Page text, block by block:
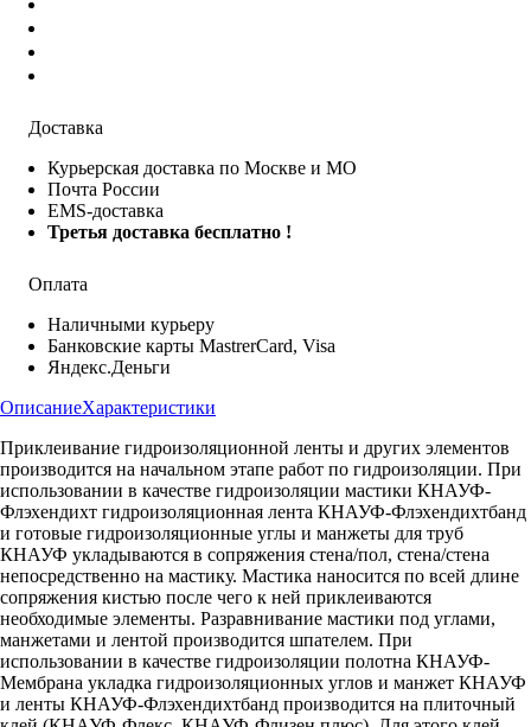
Доставка
Курьерская доставка по Москве и МО
Почта России
EMS-доставка
Третья доставка бесплатно !
Оплата
Наличными курьеру
Банковские карты MastrerCard, Visa
Яндекс.Деньги
ОписаниеХарактеристики
Приклеивание гидроизоляционной ленты и других элементов
производится на начальном этапе работ по гидроизоляции. При
использовании в качестве гидроизоляции мастики КНАУФ-
Флэхендихт гидроизоляционная лента КНАУФ-Флэхендихтбанд
и готовые гидроизоляционные углы и манжеты для труб
КНАУФ укладываются в сопряжения стена/пол, стена/стена
непосредственно на мастику. Мастика наносится по всей длине
сопряжения кистью после чего к ней приклеиваются
необходимые элементы. Разравнивание мастики под углами,
манжетами и лентой производится шпателем. При
использовании в качестве гидроизоляции полотна КНАУФ-
Мембрана укладка гидроизоляционных углов и манжет КНАУФ
и ленты КНАУФ-Флэхендихтбанд производится на плиточный